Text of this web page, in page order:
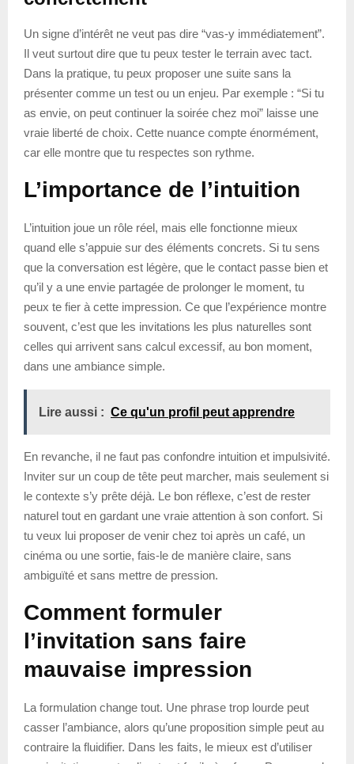
Un signe d’intérêt ne veut pas dire “vas-y immédiatement”.
Il veut surtout dire que tu peux tester le terrain avec tact.
Dans la pratique, tu peux proposer une suite sans la
présenter comme un test ou un enjeu. Par exemple : “Si tu
as envie, on peut continuer la soirée chez moi” laisse une
vraie liberté de choix. Cette nuance compte énormément,
car elle montre que tu respectes son rythme.
L’importance de l’intuition
L’intuition joue un rôle réel, mais elle fonctionne mieux
quand elle s’appuie sur des éléments concrets. Si tu sens
que la conversation est légère, que le contact passe bien et
qu’il y a une envie partagée de prolonger le moment, tu
peux te fier à cette impression. Ce que l’expérience montre
souvent, c’est que les invitations les plus naturelles sont
celles qui arrivent sans calcul excessif, au bon moment,
dans une ambiance simple.
Lire aussi : Ce qu'un profil peut apprendre
En revanche, il ne faut pas confondre intuition et impulsivité.
Inviter sur un coup de tête peut marcher, mais seulement si
le contexte s’y prête déjà. Le bon réflexe, c’est de rester
naturel tout en gardant une vraie attention à son confort. Si
tu veux lui proposer de venir chez toi après un café, un
cinéma ou une sortie, fais-le de manière claire, sans
ambiguïté et sans mettre de pression.
Comment formuler
l’invitation sans faire
mauvaise impression
La formulation change tout. Une phrase trop lourde peut
casser l’ambiance, alors qu’une proposition simple peut au
contraire la fluidifier. Dans les faits, le mieux est d’utiliser